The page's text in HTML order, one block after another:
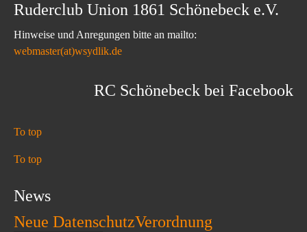
Ruderclub Union 1861 Schönebeck e.V.
Hinweise und Anregungen bitte an mailto:
webmaster(at)wsydlik.de
RC Schönebeck bei Facebook
To top
To top
News
Neue DatenschutzVerordnung